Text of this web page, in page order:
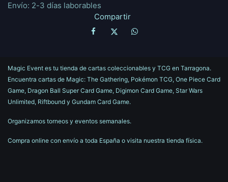
Envío: 2-3 días laborables
Compartir
Magic Event es tu tienda de cartas coleccionables y TCG en Tarragona.
Encuentra cartas de Magic: The Gathering, Pokémon TCG, One Piece Card
Game, Dragon Ball Super Card Game, Digimon Card Game, Star Wars
Unlimited, Riftbound y Gundam Card Game.
Organizamos torneos y eventos semanales.
Compra online con envío a toda España o visita nuestra tienda física.